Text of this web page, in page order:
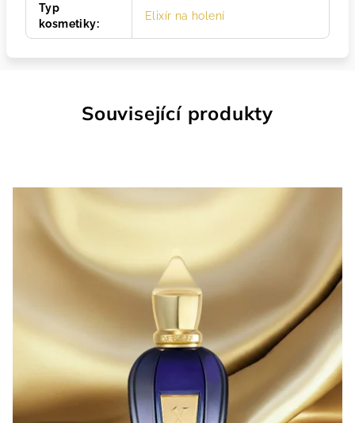
Typ
kosmetiky:
Elixír na holení
Související produkty